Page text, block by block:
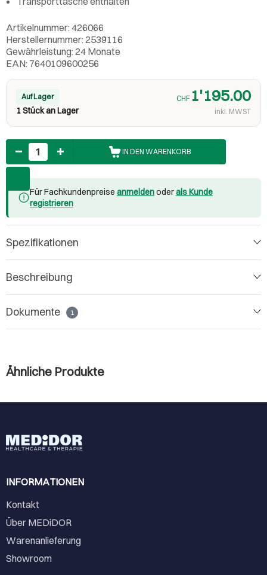
Artikelnummer: 426066
Herstellernummer: 2539116
Gewährleistung: 24 Monate
EAN: 7640109600256
Auf Lager
1 Stück an Lager
CHF 1'195.00
inkl. MWST
Anzahl
IN DEN WARENKORB
Für Fachkundenpreise anmeldenoderals Kunde
registrieren
Spezifikationen
Beschreibung
Dokumente 1
Ähnliche Produkte
INFORMATIONEN
Kontakt
Über MEDiDOR
Warenanlieferung
Showroom